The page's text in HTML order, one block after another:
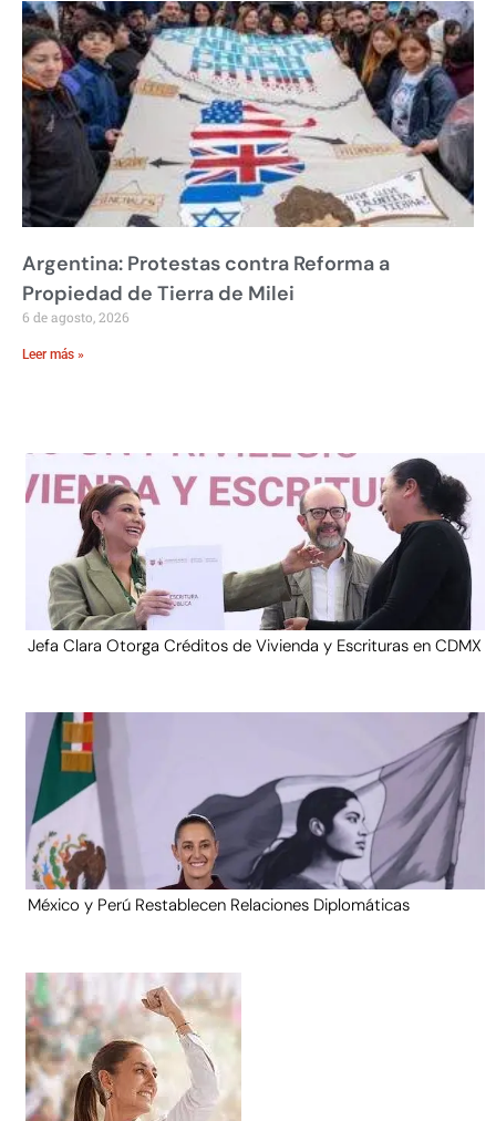
Argentina: Protestas contra Reforma a
Propiedad de Tierra de Milei
6 de agosto, 2026
Leer más »
Jefa Clara Otorga Créditos de Vivienda y Escrituras en CDMX
México y Perú Restablecen Relaciones Diplomáticas